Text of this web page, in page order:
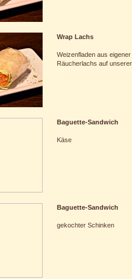
Wrap Lachs
Weizenfladen aus
Räucherlachs auf
Baguette-Sandwich
Käse
Baguette-Sandwich
gekochter Schinken